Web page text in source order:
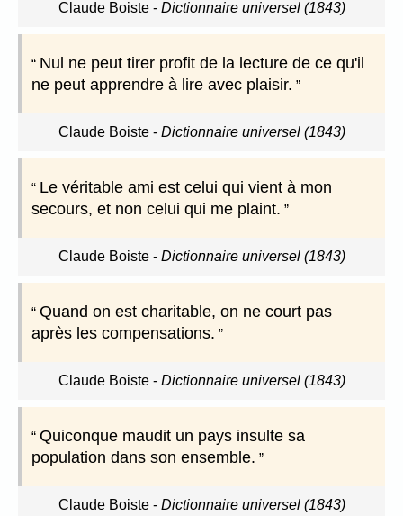
Claude Boiste- Dictionnaire universel (1843)
Nul ne peut tirer profit de la lecture de ce qu'il
ne peut apprendre à lire avec plaisir.
Claude Boiste- Dictionnaire universel (1843)
Le véritable ami est celui qui vient à mon
secours, et non celui qui me plaint.
Claude Boiste- Dictionnaire universel (1843)
Quand on est charitable, on ne court pas
après les compensations.
Claude Boiste- Dictionnaire universel (1843)
Quiconque maudit un pays insulte sa
population dans son ensemble.
Claude Boiste- Dictionnaire universel (1843)